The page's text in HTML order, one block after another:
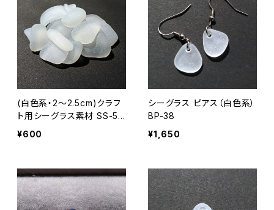
(白色系・2～2.5cm)クラフ
ト用シーグラス素材 SS-50
7
¥600
シーグラス ピアス（白色系）
BP-38
¥1,650